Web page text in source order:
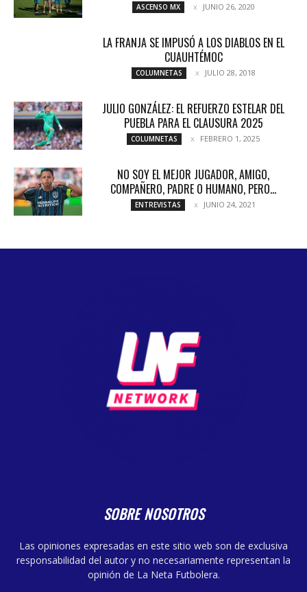
ASCENSO MX JUNIO 26, 2020
LA FRANJA SE IMPUSÓ A LOS DIABLOS EN EL
CUAUHTÉMOC
COLUMNETAS JULIO 28, 2018
JULIO GONZÁLEZ: EL REFUERZO ESTELAR DEL
PUEBLA PARA EL CLAUSURA 2025
COLUMNETAS FEBRERO 1, 2025
NO SOY EL MEJOR JUGADOR, AMIGO,
COMPAÑERO, PADRE O HUMANO, PERO...
ENTREVISTAS JUNIO 24, 2021
SOBRE NOSOTROS
Las opiniones expresadas en este sitio web son de exclusiva
responsabilidad del autor y no necesariamente representan la
opinión de La Neta Futbolera.